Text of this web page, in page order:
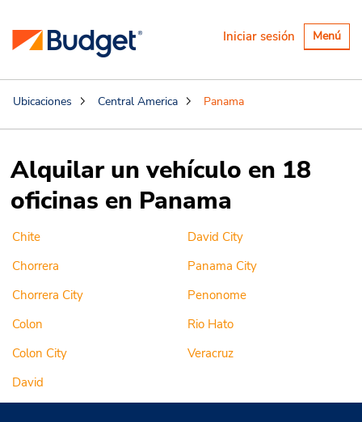
Alternar
Menú
Iniciar sesión
Ubicaciones Central America Panama
Alquilar un vehículo en 18
oficinas en Panama
Chite
Chorrera
Chorrera City
Colon
Colon City
David
David City
Panama City
Penonome
Rio Hato
Veracruz